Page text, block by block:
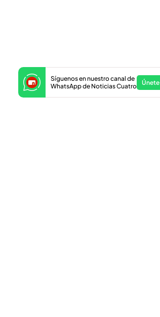
Síguenos en nuestro canal de
WhatsApp de Noticias Cuatro
Únete